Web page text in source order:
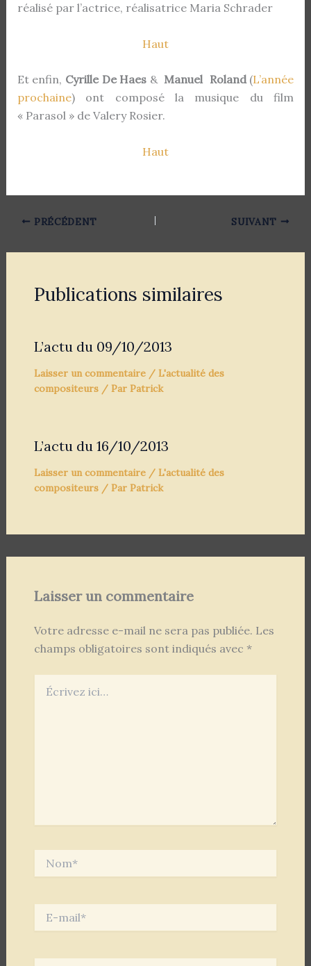
réalisé par l’actrice, réalisatrice Maria Schrader
Haut
Et enfin, Cyrille De Haes &Manuel Roland(L’année
prochaine) ont composé la musique du film
« Parasol » de Valery Rosier.
Haut
PRÉCÉDENT SUIVANT
Publications similaires
L’actu du 09/10/2013
Laisser un commentaire / L'actualité des
compositeurs/ Par Patrick
L’actu du 16/10/2013
Laisser un commentaire / L'actualité des
compositeurs/ Par Patrick
Laisser un commentaire
Votre adresse e-mail ne sera pas publiée. Les
champs obligatoires sont indiqués avec *
ici…
mail*